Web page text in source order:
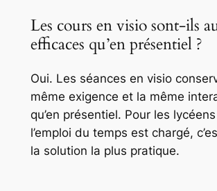
Les cours en visio sont-ils
efficaces qu’en présentiel ?
Oui. Les séances en visio
même exigence et la même
qu’en présentiel. Pour les
l’emploi du temps est chargé,
la solution la plus pratique.